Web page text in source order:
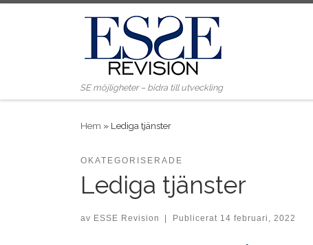
Skip to content
SE möjligheter – bidra till utveckling
Hem » Lediga tjänster
OKATEGORISERADE
Lediga tjänster
av ESSE Revision Publicerat 14 februari, 2022